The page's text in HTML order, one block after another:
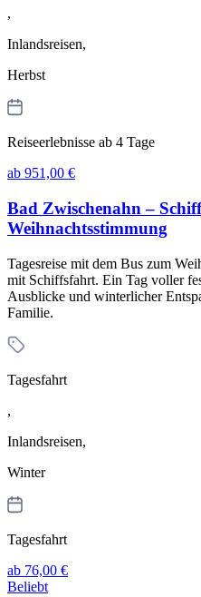
,
Inlandsreisen,
Herbst
Reiseerlebnisse ab 4 Tage
ab 951,00 €
Bad Zwischenahn –
Weihnachtsstimmung
Tagesreise mit dem Bus zum
mit Schiffsfahrt. Ein Tag voller
Ausblicke und winterlicher
Familie.
Tagesfahrt
,
Inlandsreisen,
Winter
Tagesfahrt
ab 76,00 €
Beliebt